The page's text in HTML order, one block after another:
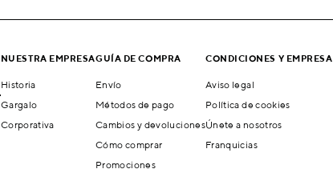
NUESTRA EMPRESA
Historia
Gargalo
Corporativa
GUÍA DE COMPRA
Envío
Métodos de pago
Cambios y devoluciones
Cómo comprar
Promociones
CONDICIONES Y EMPRESA
Aviso legal
Política de cookies
Únete a nosotros
Franquicias